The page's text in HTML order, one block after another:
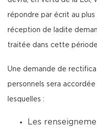
répondre par écrit au
réception de ladite
traitée dans cette
Une demande de
personnels sera
lesquelles :
Les